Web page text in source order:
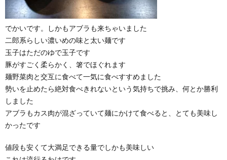
でかいです。しかもアブラも来ちゃいました
二郎系らしい濃いめの味と太い麺です
玉子はただのゆで玉子です
豚がすごく柔らかく、箸でほぐれます
麺野菜肉と交互に食べて一気に食べすすめました
勢いを止めたら絶対食べきれないという気持ちで挑み、何とか勝利
しました
アブラもカス肉が混ざっていて麺にかけて食べると、とても美味し
かったです
値段も安くて大満足できる量でしかも美味しい